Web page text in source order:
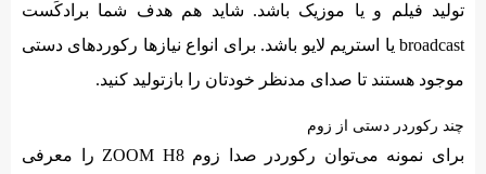
تولید فیلم و یا موزیک باشد. شاید هم هدف شما برادکَست
broadcast یا استریم لایو باشد. برای انواع نیازها رکوردهای دستی
موجود هستند تا صدای مدنظر خودتان را بازتولید کنید.
چند رکوردر دستی از زوم
برای نمونه می‌توان رکوردر صدا زوم ZOOM H8 را معرفی